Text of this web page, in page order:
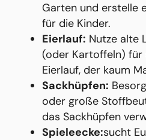
Garten und erstelle
für die Kinder.
Eierlauf: Nutze alte
(oder Kartoffeln) für
Eierlauf, der kaum
Sackhüpfen:
oder große
das Sackhüpfen
Spieleecke:sucht